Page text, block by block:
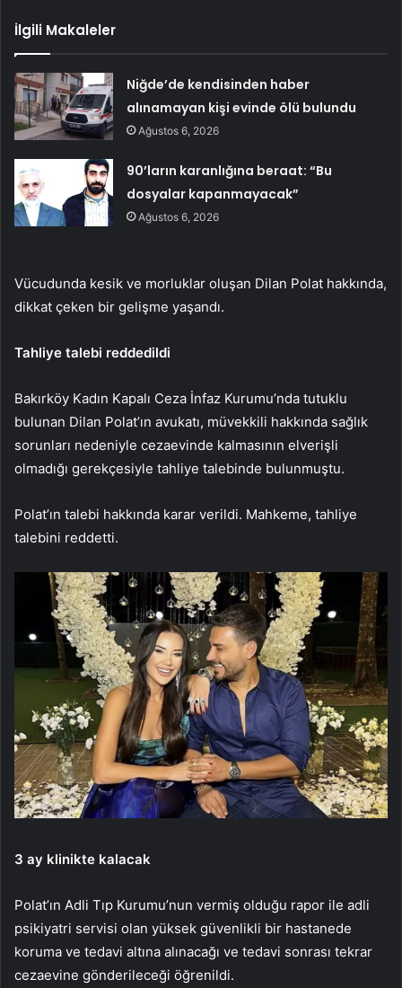
İlgili Makaleler
Niğde’de kendisinden haber
alınamayan kişi evinde ölü bulundu
Ağustos 6, 2026
90’ların karanlığına beraat: “Bu
dosyalar kapanmayacak”
Ağustos 6, 2026
Vücudunda kesik ve morluklar oluşan Dilan Polat hakkında,
dikkat çeken bir gelişme yaşandı.
Tahliye talebi reddedildi
Bakırköy Kadın Kapalı Ceza İnfaz Kurumu’nda tutuklu
bulunan Dilan Polat’ın avukatı, müvekkili hakkında sağlık
sorunları nedeniyle cezaevinde kalmasının elverişli
olmadığı gerekçesiyle tahliye talebinde bulunmuştu.
Polat’ın talebi hakkında karar verildi. Mahkeme, tahliye
talebini reddetti.
3 ay klinikte kalacak
Polat’ın Adli Tıp Kurumu’nun vermiş olduğu rapor ile adli
psikiyatri servisi olan yüksek güvenlikli bir hastanede
koruma ve tedavi altına alınacağı ve tedavi sonrası tekrar
cezaevine gönderileceği öğrenildi.